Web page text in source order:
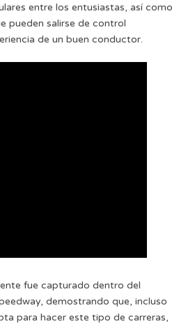
entre los entusiastas, así como
pueden salirse de control
de un buen conductor.
fue capturado dentro del
demostrando que, incluso
para hacer este tipo de carreras,